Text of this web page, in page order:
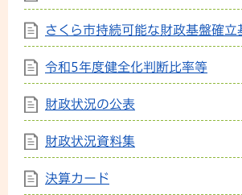
さくら市持続可能な財政基盤確立
令和5年度健全化判断比率等
財政状況の公表
財政状況資料集
決算カード